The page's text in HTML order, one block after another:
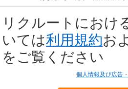
リクルートにおけ
いては利用規約お
をご覧ください
個人情報及び広告